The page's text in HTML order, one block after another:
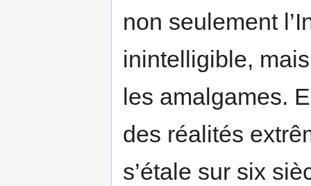
non seulement
inintelligible,
les amalgames.
des réalités
s’étale sur six